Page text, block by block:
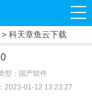
> 科天章鱼云下载
型：国产软件
2023-01-12 13:23:27